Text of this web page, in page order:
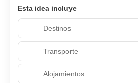
Esta idea incluye
Destinos
Transporte
Alojamientos